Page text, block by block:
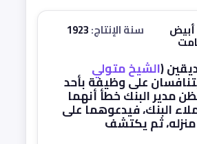
أبيض سنة الإنتاج:
(الشيخ متولي
على وظيفة بأحد
مدير البنك خطأ أنهما
البنك، فيدعوهما على
ثم يكتشف